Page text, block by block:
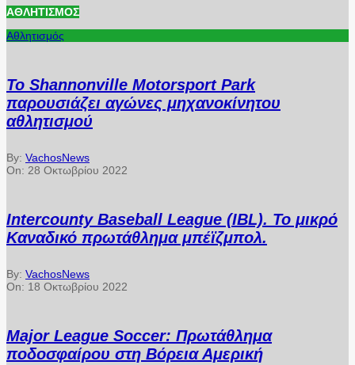
ΑΘΛΗΤΙΣΜΌΣ
Αθλητισμός
Το Shannonville Motorsport Park
παρουσιάζει αγώνες μηχανοκίνητου
αθλητισμού
By: VachosNews
On: 28 Οκτωβρίου 2022
Intercounty Baseball League (IBL). Το μικρό
Καναδικό πρωτάθλημα μπέϊζμπολ.
By: VachosNews
On: 18 Οκτωβρίου 2022
Major League Soccer: Πρωτάθλημα
ποδοσφαίρου στη Βόρεια Αμερική